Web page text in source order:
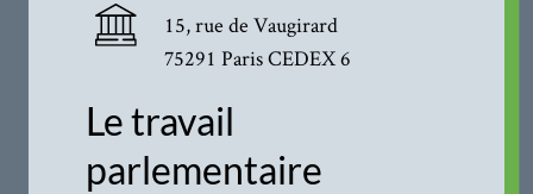
15, rue de Vaugirard
75291 Paris CEDEX 6
Le travail
parlementaire